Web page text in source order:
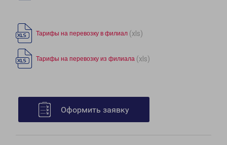
Тарифы на перевозку в филиал (xls)
Тарифы на перевозку из филиала (xls)
Оформить заявку